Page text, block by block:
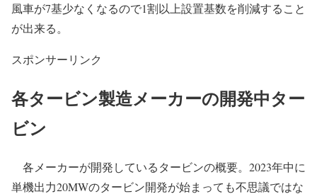
風車が7基少なくなるので1割以上設置基数を削減すること
が出来る。
スポンサーリンク
各タービン製造メーカーの開発中ター
ビン
各メーカーが開発しているタービンの概要。2023年中に
単機出力20MWのタービン開発が始まっても不思議ではな